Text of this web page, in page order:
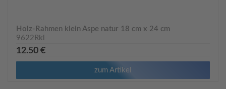
Holz-Rahmen klein Aspe natur 18 cm x 24 cm
9622Rkl
12.50 €
zum Artikel